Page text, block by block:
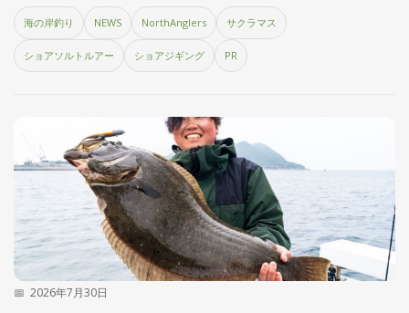
海の岸釣り NEWS NorthAnglers サクラマス
ショアソルトルアー ショアジギング PR
2026年7月30日
🎣
目
的
か
ら›
国
お
め
釣
り
場